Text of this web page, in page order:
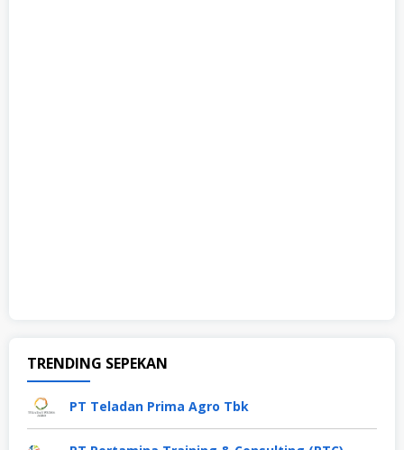
TRENDING SEPEKAN
PT Teladan Prima Agro Tbk